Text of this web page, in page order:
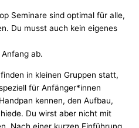
Seminare sind optimal für alle,
Du musst auch kein eigenes
ab.
in kleinen Gruppen statt,
für Anfänger*innen
kennen, den Aufbau,
Du wirst aber nicht mit
Nach einer kurzen Einführung